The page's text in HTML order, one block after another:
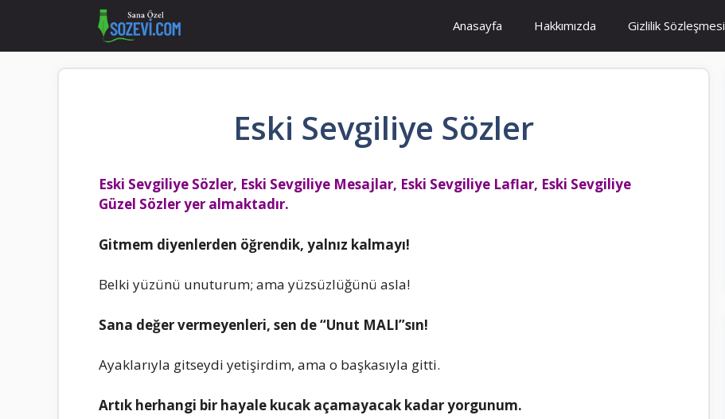
Anasayfa Hakkımızda Gizlilik Sözleşmesi
Eski Sevgiliye Sözler
Eski Sevgiliye Sözler, Eski Sevgiliye Mesajlar, Eski Sevgiliye Laflar, Eski Sevgiliye
Güzel Sözler yer almaktadır.
Gitmem diyenlerden öğrendik, yalnız kalmayı!
Belki yüzünü unuturum; ama yüzsüzlüğünü asla!
Sana değer vermeyenleri, sen de “Unut MALI”sın!
Ayaklarıyla gitseydi yetişirdim, ama o başkasıyla gitti.
Artık herhangi bir hayale kucak açamayacak kadar yorgunum.